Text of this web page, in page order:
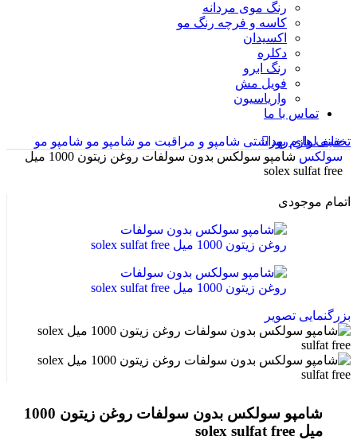
رنگ موی مردانه
کاسه و فرچه رنگ مو
اکسیدان
دکلره
رنگ ابرو
فویل مش
واریاسیون
تماس با ما
تخفیف های روز
خانهلوازم بهداشتی شامپو و مراقبت مو شامپو مو شامپو مو
سولکس
شامپو سولکس بدون سولفات روغن زیتون 1000 میل
solex sulfat free
اتمام موجودی
بزرگنمایی تصویر
شامپو سولکس بدون سولفات روغن زیتون 1000
میل solex sulfat free